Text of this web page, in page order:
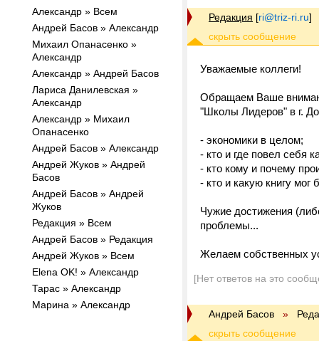
Александр » Всем
Андрей Басов » Александр
Михаил Опанасенко »
Александр
Александр » Андрей Басов
Лариса Данилевская »
Александр
Александр » Михаил
Опанасенко
Андрей Басов » Александр
Андрей Жуков » Андрей
Басов
Андрей Басов » Андрей
Жуков
Редакция » Всем
Андрей Басов » Редакция
Андрей Жуков » Всем
Elena OK! » Александр
Тарас » Александр
Марина » Александр
Редакция [ri@triz-ri.ru]
Уважаемые коллеги!
Обращаем Ваше
"Школы Лидеров" в г.
- экономики в целом;
- кто и где повел себя
- кто кому и почему
- кто и какую книгу мог
Чужие достижения
проблемы...
Желаем собственных
[Нет ответов на это
Андрей Басов »